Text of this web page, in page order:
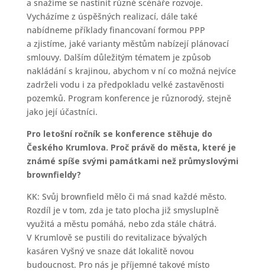
a snažíme se nastínit různé scénáře rozvoje.
Vycházíme z úspěšných realizací, dále také
nabídneme příklady financovaní formou PPP
a zjistíme, jaké varianty městům nabízejí plánovací
smlouvy. Dalším důležitým tématem je způsob
nakládání s krajinou, abychom v ní co možná nejvíce
zadrželi vodu i za předpokladu velké zastavěnosti
pozemků. Program konference je různorodý, stejně
jako její účastníci.
Pro letošní ročník se konference stěhuje do
Českého Krumlova. Proč právě do města, které je
známé spíše svými památkami než průmyslovými
brownfieldy?
KK: Svůj brownfield mělo či má snad každé město.
Rozdíl je v tom, zda je tato plocha již smysluplně
využitá a městu pomáhá, nebo zda stále chátrá.
V Krumlově se pustili do revitalizace bývalých
kasáren Vyšný ve snaze dát lokalitě novou
budoucnost. Pro nás je příjemné takové místo